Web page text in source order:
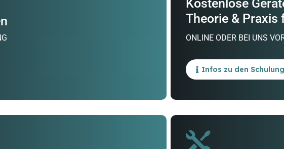
Kostenlose
Theorie & Praxis
ONLINE ODER BEI UNS
Infos zu den